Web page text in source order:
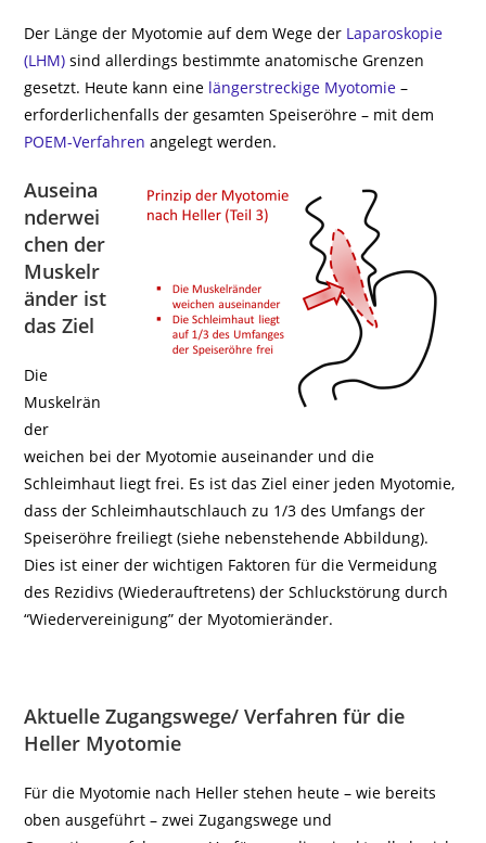
Der Länge der Myotomie auf dem Wege der Laparoskopie
(LHM) sind allerdings bestimmte anatomische Grenzen
gesetzt. Heute kann eine längerstreckige Myotomie –
erforderlichenfalls der gesamten Speiseröhre – mit dem
POEM-Verfahren angelegt werden.
Auseina
nderwei
chen der
Muskelr
änder ist
das Ziel
Die
Muskelrän
der
weichen bei der Myotomie auseinander und die
Schleimhaut liegt frei. Es ist das Ziel einer jeden Myotomie,
dass der Schleimhautschlauch zu 1/3 des Umfangs der
Speiseröhre freiliegt (siehe nebenstehende Abbildung).
Dies ist einer der wichtigen Faktoren für die Vermeidung
des Rezidivs (Wiederauftretens) der Schluckstörung durch
“Wiedervereinigung” der Myotomieränder.
Aktuelle Zugangswege/ Verfahren für die
Heller Myotomie
Für die Myotomie nach Heller stehen heute – wie bereits
oben ausgeführt – zwei Zugangswege und